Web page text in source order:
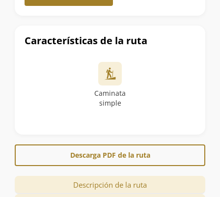
Características de la ruta
Caminata
simple
Descarga PDF de la ruta
Descripción de la ruta